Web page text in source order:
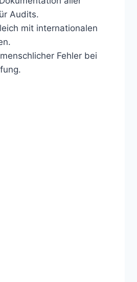
Audits.
mit internationalen
Fehler bei